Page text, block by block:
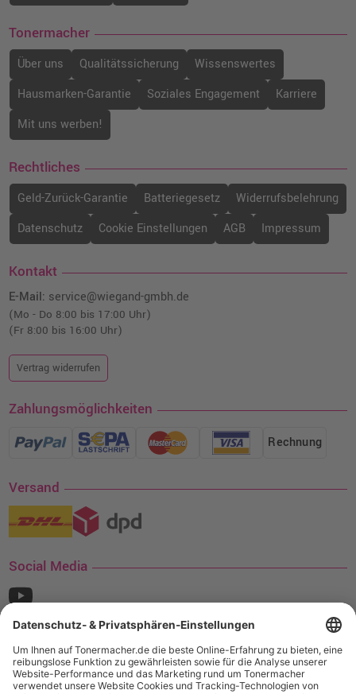
Tonermacher
Über uns Qualitätssicherung
Wissenswertes
Hausmarken-Garantie
Soziales Engagement
Karriere
Mit uns werben!
Rechtliches
Geld-Zurück-Garantie Batteriegesetz
Widerrufsbelehrung
Datenschutz
Cookie Einstellungen AGB Impressum
Kontakt
E-Mail: service@wiegand-gmbh.de
(Mo - Do 8:00 bis 17:00 Uhr)
(Fr 8:00 bis 16:00 Uhr)
Vertrag widerrufen
Zahlungsmöglichkeiten
Rechnung
Versand
Social Media
¹ Nur gültig für den Versand innerhalb Deutschlands. Befindet sich ein Warenwert
von mindestens 35€ (inkl. Mwst.) an Ampertec Artikeln in Ihrem Warenkorb, ist der
Versand für Sie kostenfrei.